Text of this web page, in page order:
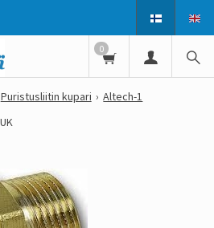
0
Puristusliitin kupari
Altech-1